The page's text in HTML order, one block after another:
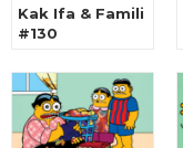
Kak Ifa & Famili
#130